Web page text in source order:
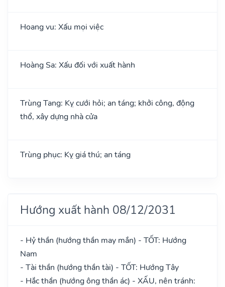
Hoang vu: Xấu mọi việc
Hoàng Sa: Xấu đối với xuất hành
Trùng Tang: Kỵ cưới hỏi; an táng; khởi công, động
thổ, xây dựng nhà cửa
Trùng phục: Kỵ giá thú; an táng
Hướng xuất hành 08/12/2031
- Hỷ thần (hướng thần may mắn) - TỐT: Hướng
Nam
- Tài thần (hướng thần tài) - TỐT: Hướng Tây
- Hắc thần (hướng ông thần ác) - XẤU, nên tránh: